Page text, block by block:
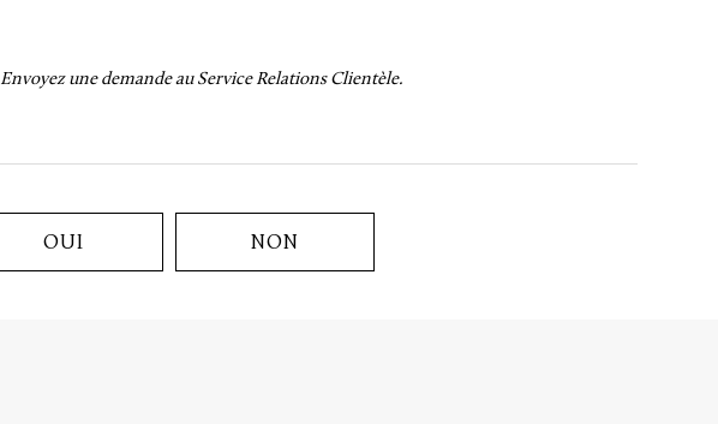
Envoyez une demande au Service Relations Clientèle.
OUI NON